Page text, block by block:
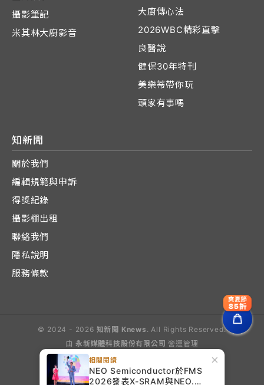
×
相關閱讀
NEO Semiconductor於FMS
2026發表X-SRAM與NEO.AI
攝影筆記
米其林大廚影音
大廚傳心法
2026WBC精彩直擊
良醫說
健保30年特刊
美樂蒂帶你玩
頭家有事嗎
知新聞
關於我們
編輯規範與申訴
得獎紀錄
攝影棚出租
聯絡我們
隱私說明
服務條款
© 2024 - 2026 知新聞 Knews . All Rights Reserved.
由 永新媒體科技股份有限公司 營運管理
Operated by E-Lite Media Co., Ltd.
爽夏節
85折